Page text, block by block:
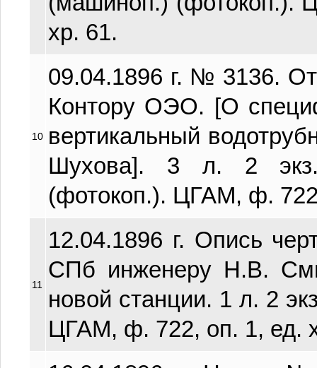
хр. 61.
10
09.04.1896 г. № 3136.
Контору ОЭО. [О
вертикальный
Шухова]. 3 л. 2 экз.
(фотокоп.). ЦГАМ, ф.
11
12.04.1896 г. Опись
СПб инженеру Н.В.
новой станции. 1 л. 2
ЦГАМ, ф. 722, оп. 1, ед.